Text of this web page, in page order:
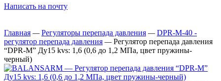
Написать на почту
Главная — Регуляторы перепада давления — DPR-M-40 -
регулятор перепада давления — Регулятор перепада давления
“DPR-M” Ду15 kvs: 1,6 (0,6 до 1,2 МПа, цвет пружины-
черный)